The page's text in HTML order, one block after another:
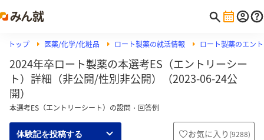
トップ 医薬/化学/化粧品 ロート製薬の就活情報 ロート製薬のエン
2024年卒ロート製薬の本選考ES（エントリーシー
ト）詳細（非公開/性別非公開）（2023-06-24公
開）
本選考ES（エントリーシート）の設問・回答例
体験記を投稿する お気に入り (9288)